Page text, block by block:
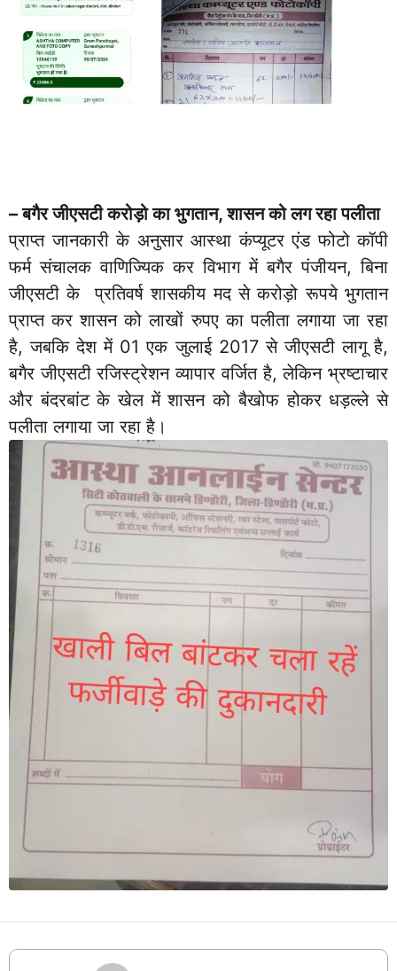
– बगैर जीएसटी करोड़ो का भुगतान, शासन को लग रहा पलीता
प्राप्त जानकारी के अनुसार आस्था कंप्यूटर एंड फोटो कॉपी
फर्म संचालक वाणिज्यिक कर विभाग में बगैर पंजीयन, बिना
जीएसटी के प्रतिवर्ष शासकीय मद से करोड़ो रूपये भुगतान
प्राप्त कर शासन को लाखों रुपए का पलीता लगाया जा रहा
है, जबकि देश में 01 एक जुलाई 2017 से जीएसटी लागू है,
बगैर जीएसटी रजिस्ट्रेशन व्यापार वर्जित है, लेकिन भ्रष्टाचार
और बंदरबांट के खेल में शासन को बैखोफ होकर धड़ल्ले से
पलीता लगाया जा रहा है।